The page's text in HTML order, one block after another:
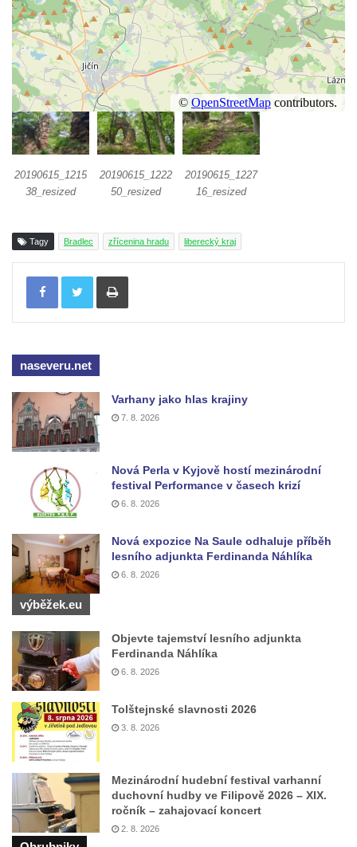
20190615_1215
38_resized
20190615_1222
50_resized
20190615_1227
16_resized
Tagy Bradlec zřícenina hradu liberecký kraj
Tisknout
naseveru.net
Varhany jako hlas krajiny
7. 8. 2026
Nová Perla v Kyjově hostí mezinárodní
festival Performance v časech krizí
6. 8. 2026
Nová expozice Na Saule odhaluje příběh
lesního adjunkta Ferdinanda Náhlíka
6. 8. 2026
výběžek.eu
Objevte tajemství lesního adjunkta
Ferdinanda Náhlíka
6. 8. 2026
Tolštejnské slavnosti 2026
3. 8. 2026
Mezinárodní hudební festival varhanní
duchovní hudby ve Filipově 2026 – XIX.
ročník – zahajovací koncert
2. 8. 2026